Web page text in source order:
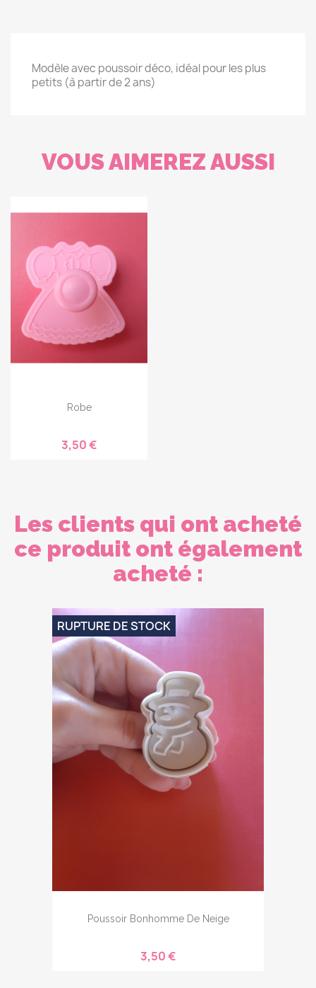
Modèle avec poussoir déco, idéal pour les plus
petits (à partir de 2 ans)
VOUS AIMEREZ AUSSI
Robe
3,50 €
Les clients qui ont acheté
ce produit ont également
acheté :
Poussoir Bonhomme De Neige
3,50 €
RUPTURE DE STOCK